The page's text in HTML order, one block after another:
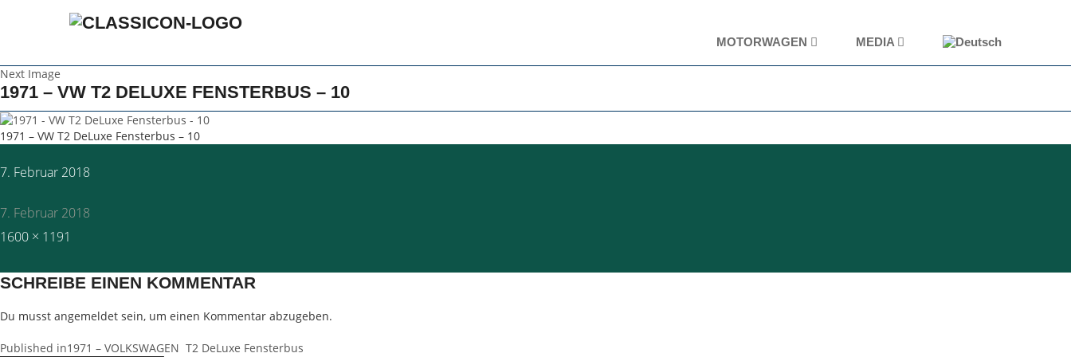
MOTORWAGEN MEDIA
Next Image
1971 – VW T2 DELUXE FENSTERBUS – 10
1971 – VW T2 DeLuxe Fensterbus – 10
Posted
7. Februar 2018
7. Februar 2018
Full
1600 × 1191
SCHREIBE EINEN KOMMENTAR
Du musst angemeldet sein, um einen Kommentar abzugeben.
BEITRAGSNAVIGATION
Published in1971 – VOLKSWAGEN T2 DeLuxe Fensterbus